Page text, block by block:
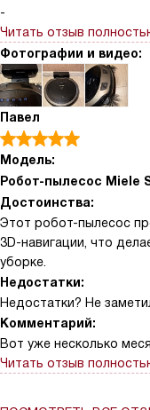
-
Читать отзыв
Фотографии и видео:
Павел
Модель:
Робот-пылесос Miele
Достоинства:
Этот робот-пылесос
3D-навигации, что
уборке.
Недостатки:
Недостатки? Не
Комментарий:
Вот уже несколько
устройством, и каждый
Читать отзыв